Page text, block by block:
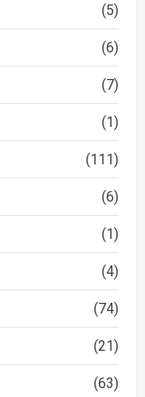
(5)
(6)
(7)
(1)
(111)
(6)
(1)
(4)
(74)
(21)
(63)